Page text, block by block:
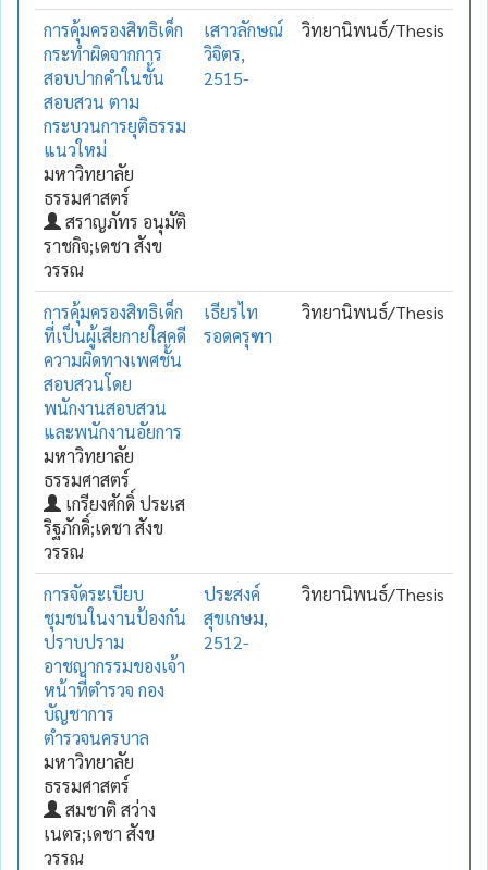
การคุ้มครองสิทธิเด็ก
กระทำผิดจากการ
สอบปากคำในชั้น
สอบสวน ตาม
กระบวนการยุติธรรม
แนวใหม่
มหาวิทยาลัย
ธรรมศาสตร์
สราญภัทร อนุมัติ
ราชกิจ;เดชา สังข
วรรณ
เสาวลักษณ์
วิจิตร,
2515-
วิทยานิพนธ์/Thesis
การคุ้มครองสิทธิเด็ก
ที่เป็นผู้เสียกายใสคดี
ความผิดทางเพศชั้น
สอบสวนโดย
พนักงานสอบสวน
และพนักงานอัยการ
มหาวิทยาลัย
ธรรมศาสตร์
เกรียงศักดิ์ ประเส
ริฐภักดิ์;เดชา สังข
วรรณ
เธียรไท
รอดครุฑา
วิทยานิพนธ์/Thesis
การจัดระเบียบ
ชุมชนในงานป้องกัน
ปราบปราม
อาชญากรรมของเจ้า
หน้าที่ตำรวจ กอง
บัญชาการ
ตำรวจนครบาล
มหาวิทยาลัย
ธรรมศาสตร์
สมชาติ สว่าง
เนตร;เดชา สังข
วรรณ
ประสงค์
สุขเกษม,
2512-
วิทยานิพนธ์/Thesis